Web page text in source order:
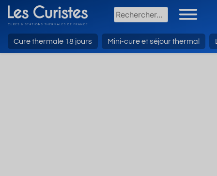
Cure thermale 18 jours Mini-cure et séjour thermal